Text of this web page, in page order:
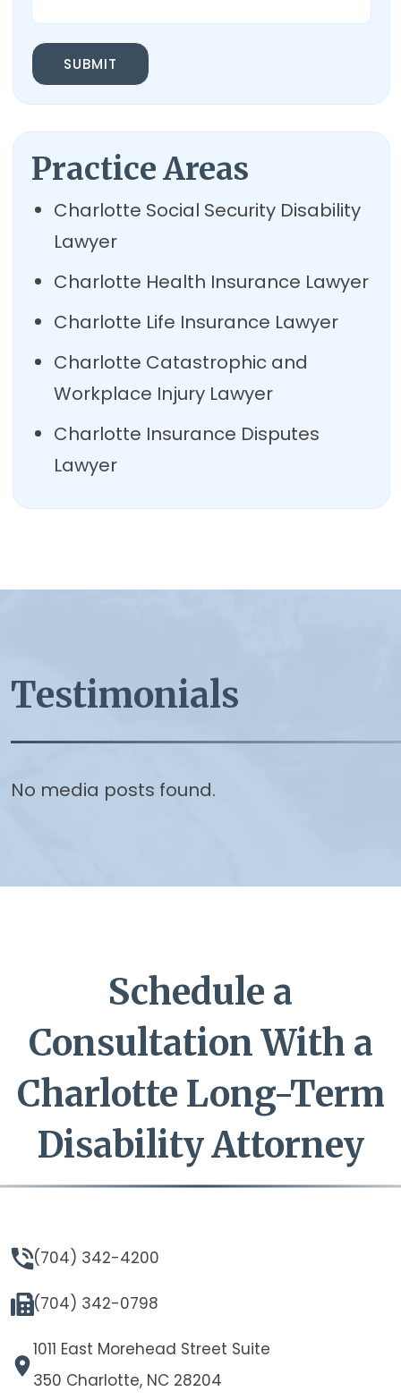
SUBMIT
Practice Areas
Charlotte Social Security Disability
Lawyer
Charlotte Health Insurance Lawyer
Charlotte Life Insurance Lawyer
Charlotte Catastrophic and
Workplace Injury Lawyer
Charlotte Insurance Disputes
Lawyer
Testimonials
No media posts found.
Schedule a
Consultation With a
Charlotte Long-Term
Disability Attorney
(704) 342-4200
(704) 342-0798
1011 East Morehead Street Suite
350 Charlotte, NC 28204